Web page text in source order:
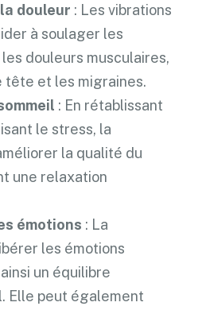
douleur : Les vibrations
à soulager les
douleurs musculaires,
tête et les migraines.
: En rétablissant
le stress, la
la qualité du
une relaxation
émotions : La
les émotions
un équilibre
Elle peut également